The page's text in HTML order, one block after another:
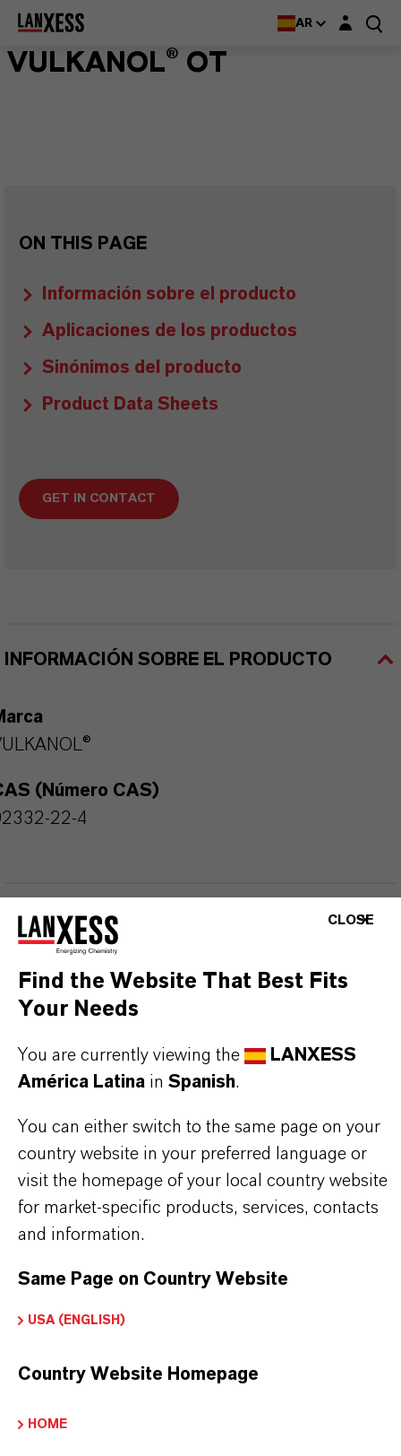
AR Login layer
VULKANOL® OT
ON THIS PAGE
Información sobre el producto
Aplicaciones de los productos
Sinónimos del producto
Product Data Sheets
GET IN CONTACT
INFORMACIÓN SOBRE EL PRODUCTO
(Número CAS)
22-4
APLICACIONES DE LOS PRODUCTOS
SINÓNIMOS DEL PRODUCTO
PRODUCT DATA SHEETS
productos. Al seleccionar una opción de los menús
desplegables, aparecerán los enlaces de descarga.
Ficha técnica
SELECCIONA EL IDIOMA
CLOSE
Find the Website That Best Fits
Your Needs
You are currently viewing the
LANXESS
América Latina in Spanish.
You can either switch to the same page on your
country website in your preferred language or
visit the homepage of your local country website
for market-specific products, services, contacts
and information.
Same Page on Country Website
USA (ENGLISH)
Country Website Homepage
HOME